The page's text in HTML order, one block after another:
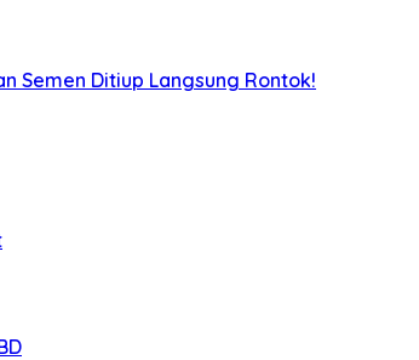
Semen Ditiup Langsung Rontok!